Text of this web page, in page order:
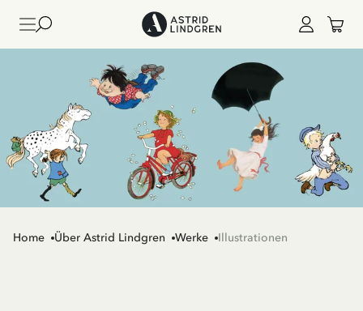
Home Über Astrid Lindgren Werke Illustrationen